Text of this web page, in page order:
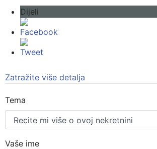
Dijeli
Facebook
Tweet
Zatražite više detalja
Tema
Vaše ime